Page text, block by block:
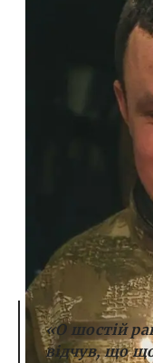
«О шостій
відчув, що